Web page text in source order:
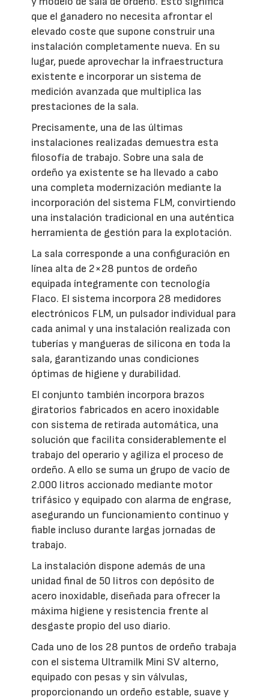
que el ganadero no necesita afrontar el
elevado coste que supone construir una
instalación completamente nueva. En su
lugar, puede aprovechar la infraestructura
existente e incorporar un sistema de
medición avanzada que multiplica las
prestaciones de la sala.
Precisamente, una de las últimas
instalaciones realizadas demuestra esta
filosofía de trabajo. Sobre una sala de
ordeño ya existente se ha llevado a cabo
una completa modernización mediante la
incorporación del sistema FLM, convirtiendo
una instalación tradicional en una auténtica
herramienta de gestión para la explotación.
La sala corresponde a una configuración en
línea alta de 2×28 puntos de ordeño
equipada íntegramente con tecnología
Flaco. El sistema incorpora 28 medidores
electrónicos FLM, un pulsador individual para
cada animal y una instalación realizada con
tuberías y mangueras de silicona en toda la
sala, garantizando unas condiciones
óptimas de higiene y durabilidad.
El conjunto también incorpora brazos
giratorios fabricados en acero inoxidable
con sistema de retirada automática, una
solución que facilita considerablemente el
trabajo del operario y agiliza el proceso de
ordeño. A ello se suma un grupo de vacío de
2.000 litros accionado mediante motor
trifásico y equipado con alarma de engrase,
asegurando un funcionamiento continuo y
fiable incluso durante largas jornadas de
trabajo.
La instalación dispone además de una
unidad final de 50 litros con depósito de
acero inoxidable, diseñada para ofrecer la
máxima higiene y resistencia frente al
desgaste propio del uso diario.
Cada uno de los 28 puntos de ordeño trabaja
con el sistema Ultramilk Mini SV alterno,
equipado con pesas y sin válvulas,
proporcionando un ordeño estable, suave y